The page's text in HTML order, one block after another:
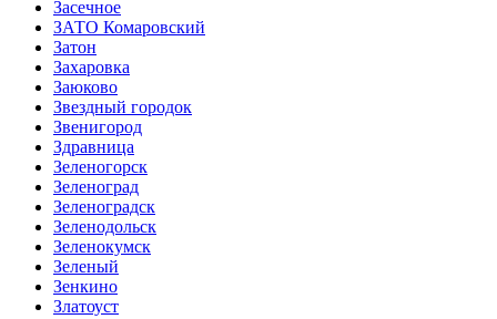
Засечное
ЗАТО Комаровский
Затон
Захаровка
Заюково
Звездный городок
Звенигород
Здравница
Зеленогорск
Зеленоград
Зеленоградск
Зеленодольск
Зеленокумск
Зеленый
Зенкино
Златоуст